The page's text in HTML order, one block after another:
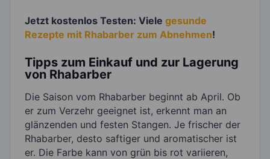
Jetzt kostenlos Testen: Viele gesunde
Rezepte mit Rhabarber zum Abnehmen!
Tipps zum Einkauf und zur Lagerung
von Rhabarber
Die Saison vom Rhabarber beginnt ab April. Ob
er zum Verzehr geeignet ist, erkennt man an
glänzenden und festen Stangen. Je frischer der
Rhabarber, desto saftiger und aromatischer ist
er. Die Farbe kann von grün bis rot variieren,